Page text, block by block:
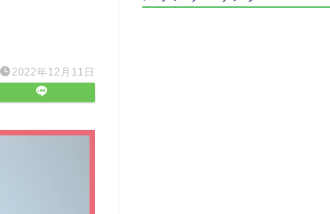
2022年12月11日